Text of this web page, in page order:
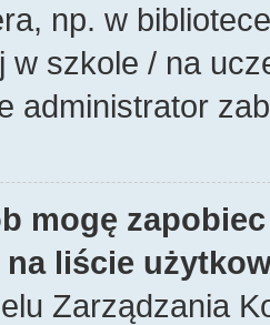
np. w
w szkole / na
administrator
mogę
liście
Zarządzania